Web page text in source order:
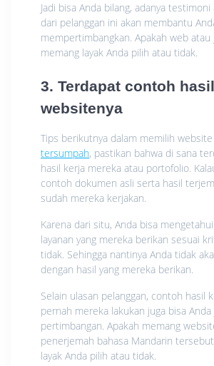
Jadi bisa Anda bilang, adanya
dari pelanggan ini akan membantu
mempertimbangkan. Apakah web
memang layak Anda pilih atau tidak.
3. Terdapat contoh
websitenya
Tips berikutnya dalam memilih website
tersumpah, pastikan bahwa di sana
hasil kerja mereka atau portofolio.
contoh dokumen asli serta hasil
sudah mereka kerjakan.
Karena dari situ, Anda bisa
layanan yang mereka berikan sesuai
tidak. Sehingga nantinya Anda tidak
dengan hasil yang mereka berikan.
Selain ulasan pelanggan, contoh hasil
pernah mereka lakukan juga bisa
pertimbangan. Apakah memang
penerjemah bahasa Mandarin
layak Anda pilih atau tidak.